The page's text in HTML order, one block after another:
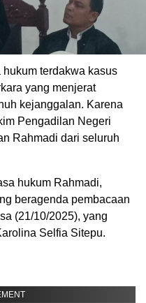
terdakwa kasus
yang menjerat
kejanggalan. Karena
Pengadilan Negeri
Rahmadi dari seluruh
hukum Rahmadi,
beragenda pembacaan
(21/10/2025), yang
Selfia Sitepu.